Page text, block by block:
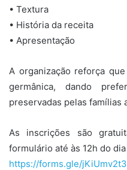
• Textura
• História da receita
• Apresentação
A organização reforça
germânica, dando
preservadas pelas famílias
As inscrições são
formulário até às 12h do
https://forms.gle/